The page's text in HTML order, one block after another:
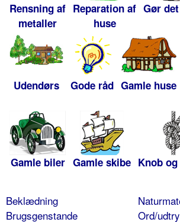
Rensning af
metaller
Reparation af
huse
Gør
Udendørs Gode råd Gamle huse
Gamle biler Gamle skibe Knob
Beklædning
Brugsgenstande
Ord/